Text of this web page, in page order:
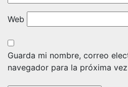
Web
Guarda mi nombre, correo
navegador para la próxima